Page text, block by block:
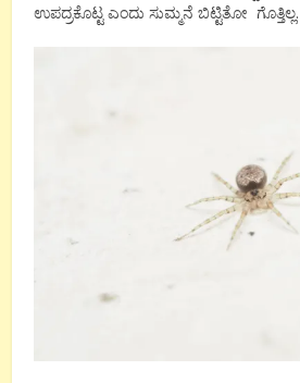
ಉಪದ್ರಕೊಟ್ಟ ಎಂದು ಸುಮ್ಮನೆ ಬಿಟ್ಟಿತೋ ಗೊತ್ತಿಲ್ಲ.